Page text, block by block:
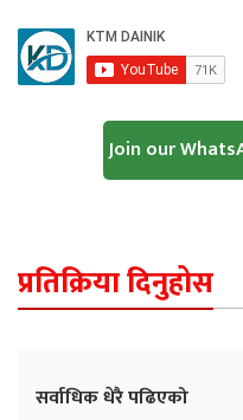
Join our
प्रतिक्रिया दिनुहोस
सर्वाधिक धेरै पढिएको